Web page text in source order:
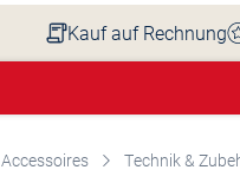
Kauf auf Rechnung
Accessoires Technik &